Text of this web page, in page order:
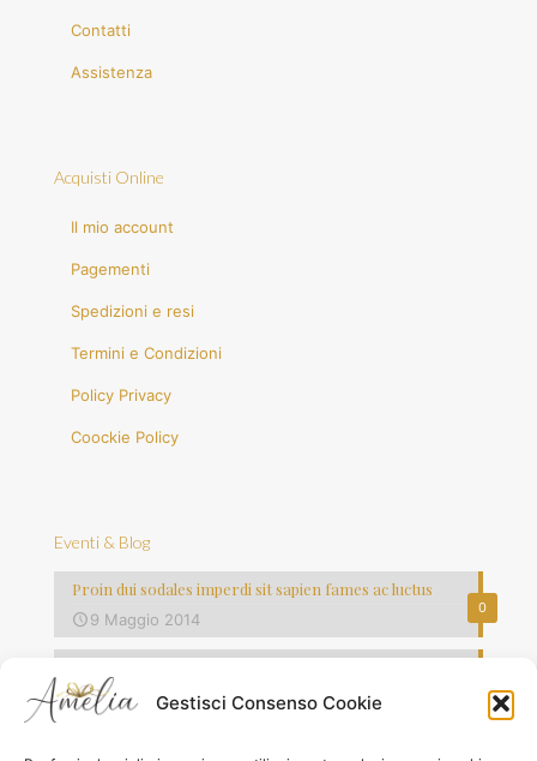
Gestisci Consenso Cookie
Contatti
Assistenza
Acquisti Online
Il mio account
Pagementi
Spedizioni e resi
Termini e Condizioni
Policy Privacy
Coockie Policy
Eventi & Blog
0
Proin dui sodales imperdi sit sapien fames ac luctus
9 Maggio 2014
8 Maggio 2014